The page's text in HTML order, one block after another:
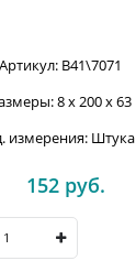
Артикул: B41\7071
8 x 200 x 63
измерения: Штука
152 руб.